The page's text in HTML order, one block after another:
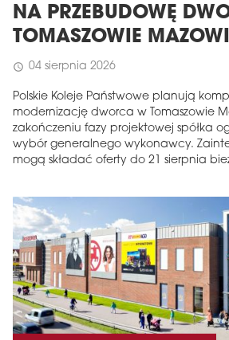
NA PRZEBUDOWĘ
TOMASZOWIE
schedule 04 sierpnia 2026
Polskie Koleje Państwowe planują
modernizację dworca w Tomaszowie
zakończeniu fazy projektowej spółka
wybór generalnego wykonawcy.
mogą składać oferty do 21 sierpnia